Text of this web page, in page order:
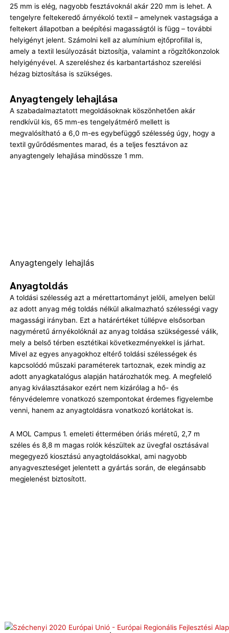
25 mm is elég, nagyobb fesztávoknál akár 220 mm is lehet. A
tengelyre feltekeredő árnyékoló textil – amelynek vastagsága a
feltekert állapotban a beépítési magasságtól is függ – további
helyigényt jelent. Számolni kell az alumínium ejtőprofillal is,
amely a textil lesúlyozását biztosítja, valamint a rögzítőkonzolok
helyigényével. A szereléshez és karbantartáshoz szerelési
hézag biztosítása is szükséges.
Anyagtengely lehajlása
A szabadalmaztatott megoldásoknak köszönhetően akár
rendkívül kis, 65 mm-es tengelyátmérő mellett is
megvalósítható a 6,0 m-es egybefüggő szélesség úgy, hogy a
textil gyűrődésmentes marad, és a teljes fesztávon az
anyagtengely lehajlása mindössze 1 mm.
Anyagtengely lehajlás
Anyagtoldás
A toldási szélesség azt a mérettartományt jelöli, amelyen belül
az adott anyag még toldás nélkül alkalmazható szélességi vagy
magassági irányban. Ezt a határértéket túllépve elsősorban
nagyméretű árnyékolóknál az anyag toldása szükségessé válik,
mely a belső térben esztétikai következményekkel is járhat.
Mivel az egyes anyagokhoz eltérő toldási szélességek és
kapcsolódó műszaki paraméterek tartoznak, ezek mindig az
adott anyagkatalógus alapján határozhatók meg. A megfelelő
anyag kiválasztásakor ezért nem kizárólag a hő- és
fényvédelemre vonatkozó szempontokat érdemes figyelembe
venni, hanem az anyagtoldásra vonatkozó korlátokat is.
A MOL Campus 1. emeleti éttermében óriás méretű, 2,7 m
széles és 8,8 m magas rolók készültek az üvegfal osztásával
megegyező kiosztású anyagtoldásokkal, ami nagyobb
anyagveszteséget jelentett a gyártás során, de elegánsabb
megjelenést biztosított.